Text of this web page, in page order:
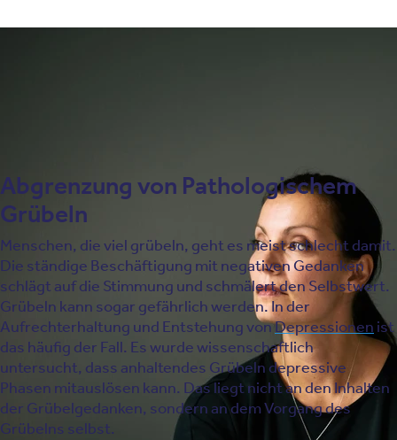
Abgrenzung von Pathologischem
Grübeln
Menschen, die viel grübeln, geht es meist schlecht damit.
Die ständige Beschäftigung mit negativen Gedanken
schlägt auf die Stimmung und schmälert den Selbstwert.
Grübeln kann sogar gefährlich werden. In der
Aufrechterhaltung und Entstehung vonDepressionen ist
das häufig der Fall. Es wurde wissenschaftlich
untersucht, dass anhaltendes Grübeln depressive
Phasen mitauslösen kann. Das liegt nicht an den Inhalten
der Grübelgedanken, sondern an dem Vorgang des
Grübelns selbst.